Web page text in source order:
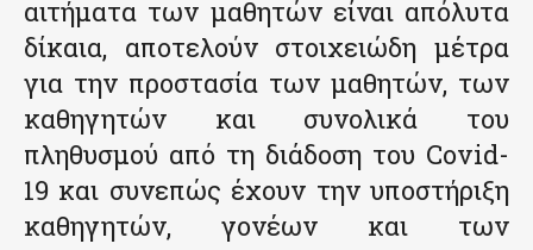
αιτήματα των μαθητών είναι απόλυτα
δίκαια, αποτελούν στοιχειώδη μέτρα
για την προστασία των μαθητών, των
καθηγητών και συνολικά του
πληθυσμού από τη διάδοση του Covid-
19 και συνεπώς έχουν την υποστήριξη
καθηγητών, γονέων και των